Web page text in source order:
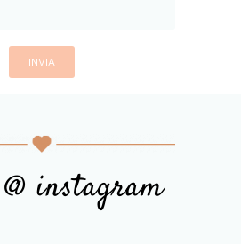
instagram